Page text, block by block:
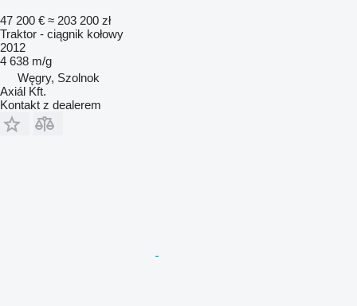
47 200 € ≈ 203 200 zł
Traktor - ciągnik kołowy
2012
4 638 m/g
Węgry, Szolnok
Axiál Kft.
Kontakt z dealerem